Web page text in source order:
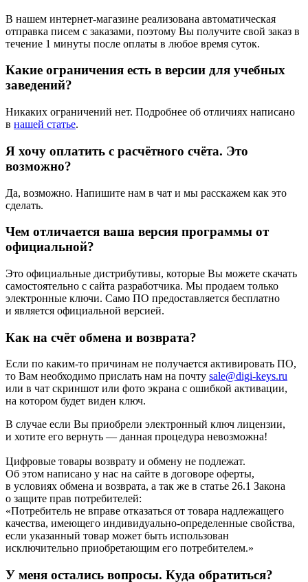
В нашем интернет-магазине реализована автоматическая
отправка писем с заказами, поэтому Вы получите свой заказ в
течение 1 минуты после оплаты в любое время суток.
Какие ограничения есть в версии для учебных
заведений?
Никаких ограничений нет. Подробнее об отличиях написано
в нашей статье.
Я хочу оплатить с расчётного счёта. Это
возможно?
Да, возможно. Напишите нам в чат и мы расскажем как это
сделать.
Чем отличается ваша версия программы от
официальной?
Это официальные дистрибутивы, которые Вы можете скачать
самостоятельно с сайта разработчика. Мы продаем только
электронные ключи. Само ПО предоставляется бесплатно
и является официальной версией.
Как на счёт обмена и возврата?
Если по каким-то причинам не получается активировать ПО,
то Вам необходимо прислать нам на почту sale@digi-keys.ru
или в чат скриншот или фото экрана с ошибкой активации,
на котором будет виден ключ.
В случае если Вы приобрели электронный ключ лицензии,
и хотите его вернуть — данная процедура невозможна!
Цифровые товары возврату и обмену не подлежат.
Об этом написано у нас на сайте в договоре оферты,
в условиях обмена и возврата, а так же в статье 26.1 Закона
о защите прав потребителей:
«Потребитель не вправе отказаться от товара надлежащего
качества, имеющего индивидуально-определенные свойства,
если указанный товар может быть использован
исключительно приобретающим его потребителем.»
У меня остались вопросы. Куда обратиться?